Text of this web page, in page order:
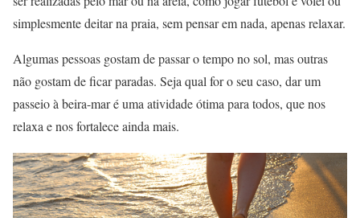
simplesmente deitar na praia, sem pensar em nada, apenas relaxar.
Algumas pessoas gostam de passar o tempo no sol, mas outras
não gostam de ficar paradas. Seja qual for o seu caso, dar um
passeio à beira-mar é uma atividade ótima para todos, que nos
relaxa e nos fortalece ainda mais.